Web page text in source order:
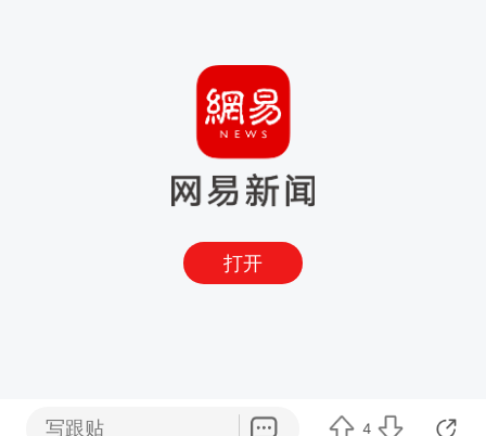
打开
写跟贴 4